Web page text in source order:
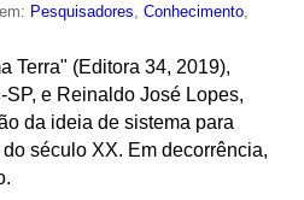
Pesquisadores ,Conhecimento
Terra" (Editora 34, 2019),
e Reinaldo José Lopes,
da ideia de sistema para
século XX. Em decorrência,